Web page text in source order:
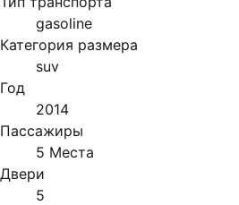
gasoline
Категория размера
suv
Год
2014
Пассажиры
5 Места
Двери
5